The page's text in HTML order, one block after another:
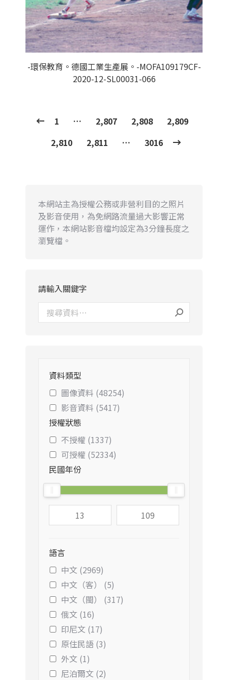
-環保教育。德國工業生產展。-MOFA109179CF-
2020-12-SL00031-066
1 … 2,807 2,808
2,809
2,810
2,811 … 3016
本網站主為授權公務或非營利目的之照片
及影音使用，為免網路流量過大影響正常
運作，本網站影音檔均設定為3分鐘長度之
瀏覽檔。
請輸入關鍵字
資料類型
圖像資料 (48254)
影音資料 (5417)
授權狀態
不授權 (1337)
可授權 (52334)
民國年份
語言
中文 (2969)
中文（客） (5)
中文（閩） (317)
俄文 (16)
印尼文 (17)
原住民語 (3)
外文 (1)
尼泊爾文 (2)